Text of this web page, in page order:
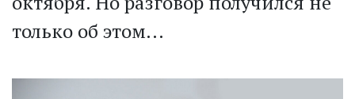
только об этом...